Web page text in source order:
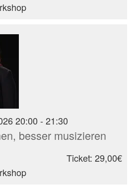
20:00 - 21:30
besser musizieren
Ticket: 29,00€